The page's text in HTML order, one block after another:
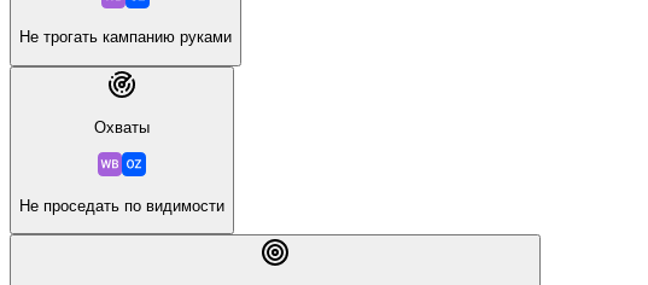
Не трогать кампанию руками
Охваты
Не проседать по видимости